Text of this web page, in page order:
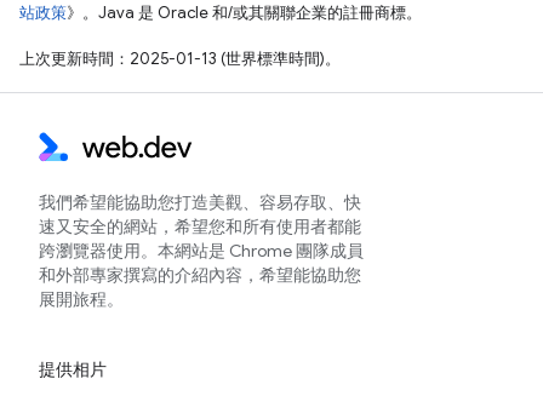
站政策》。Java 是 Oracle 和/或其關聯企業的註冊商標。
上次更新時間：2025-01-13 (世界標準時間)。
我們希望能協助您打造美觀、容易存取、快
速又安全的網站，希望您和所有使用者都能
跨瀏覽器使用。本網站是 Chrome 團隊成員
和外部專家撰寫的介紹內容，希望能協助您
展開旅程。
提供相片